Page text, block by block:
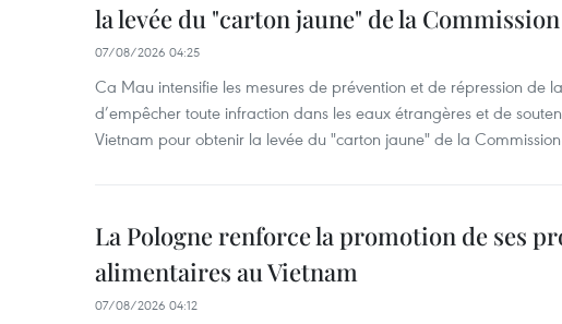
la levée du "carton jaune" de la
07/08/2026 04:25
Ca Mau intensifie les mesures de prévention et de répression de
d’empêcher toute infraction dans les eaux étrangères et de
Vietnam pour obtenir la levée du "carton jaune" de la
La Pologne renforce la promotion de ses
alimentaires au Vietnam
07/08/2026 04:12